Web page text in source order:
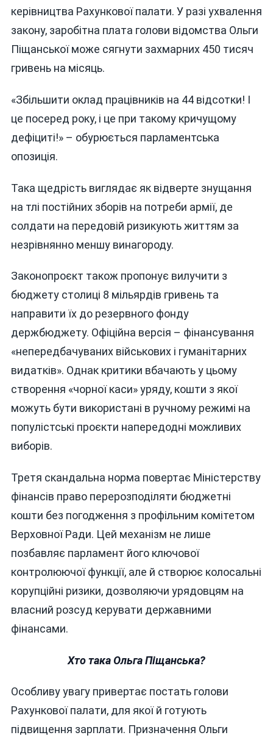
керівництва Рахункової палати. У разі ухвалення
закону, заробітна плата голови відомства Ольги
Піщанської може сягнути захмарних 450 тисяч
гривень на місяць.
«Збільшити оклад працівників на 44 відсотки! І
це посеред року, і це при такому кричущому
дефіциті!» – обурюється парламентська
опозиція.
Така щедрість виглядає як відверте знущання
на тлі постійних зборів на потреби армії, де
солдати на передовій ризикують життям за
незрівнянно меншу винагороду.
Законопроєкт також пропонує вилучити з
бюджету столиці 8 мільярдів гривень та
направити їх до резервного фонду
держбюджету. Офіційна версія – фінансування
«непередбачуваних військових і гуманітарних
видатків». Однак критики вбачають у цьому
створення «чорної каси» уряду, кошти з якої
можуть бути використані в ручному режимі на
популістські проєкти напередодні можливих
виборів.
Третя скандальна норма повертає Міністерству
фінансів право перерозподіляти бюджетні
кошти без погодження з профільним комітетом
Верховної Ради. Цей механізм не лише
позбавляє парламент його ключової
контролюючої функції, але й створює колосальні
корупційні ризики, дозволяючи урядовцям на
власний розсуд керувати державними
фінансами.
Хто така Ольга Піщанська?
Особливу увагу привертає постать голови
Рахункової палати, для якої й готують
підвищення зарплати. Призначення Ольги